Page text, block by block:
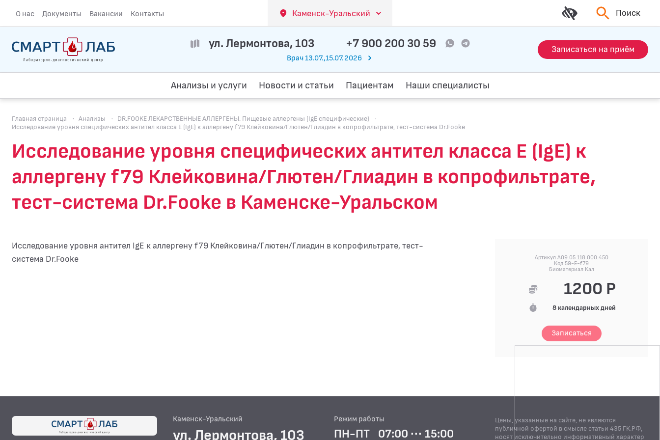
О нас Документы Вакансии Контакты Каменск-Уральский Поиск
ул. Лермонтова, 103 +7 900 200 30 59
Врач 13.07.,15.07.2026
Записаться на приём
Анализы и услуги Новости и статьи Пациентам Наши специалисты
Главная страница · Анализы · DR.FOOKE ЛЕКАРСТВЕННЫЕ АЛЛЕРГЕНЫ. Пищевые аллергены (IgE специфические)
·
Исследование уровня специфических антител класса E (IgE) к аллергену f79 Клейковина/Глютен/Глиадин в копрофильтрате, тест-система Dr.Fooke
Исследование уровня специфических антител класса E (IgE) к
аллергену f79 Клейковина/Глютен/Глиадин в копрофильтрате,
тест-система Dr.Fooke в Каменске-Уральском
Исследование уровня антител IgE к аллергену f79 Клейковина/Глютен/Глиадин в копрофильтрате, тест-
система Dr.Fooke
Артикул A09.05.118.000.450
Код 59-E-f79
Биоматериал Кал
1200 Р
8 календарных дней
Записаться
Каменск-Уральский
ул. Лермонтова, 103
Режим работы
ПН-ПТ 07:00 ··· 15:00
Цены, указанные на сайте, не являются
публичной офертой в смысле статьи 435 ГК.РФ,
носят исключительно информативный характер